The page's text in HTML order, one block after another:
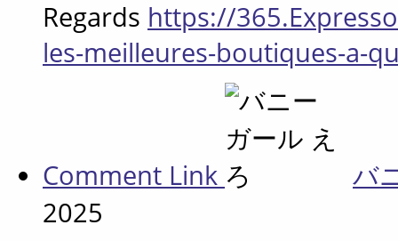
Regards https://
les-meilleures-boutiques-a-
Comment Link
バ
2025